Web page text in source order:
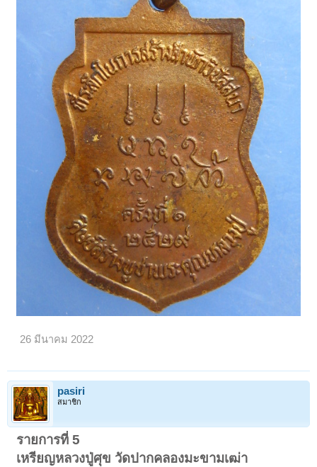
26 มีนาคม 2022
pasiri
สมาชิก
รายการที่ 5
เหรียญหลวงปู่ศุข วัดปากคลองมะขามเฒ่า